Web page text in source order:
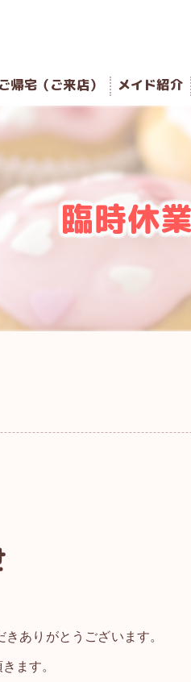
ご帰宅（ご来店） メイド紹介
臨時休
ありがとうございます。
ます。